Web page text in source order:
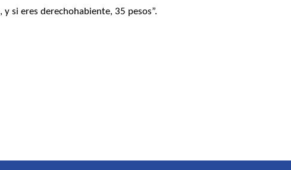
si eres derechohabiente, 35 pesos”.